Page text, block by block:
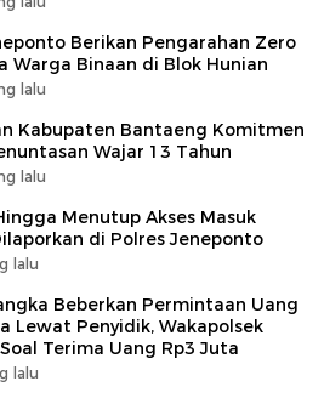
Berikan Pengarahan Zero
Warga Binaan di Blok Hunian
lalu
Kabupaten Bantaeng Komitmen
Wajar 13 Tahun
lalu
Menutup Akses Masuk
di Polres Jeneponto
lalu
Beberkan Permintaan Uang
Lewat Penyidik, Wakapolsek
Terima Uang Rp3 Juta
lalu